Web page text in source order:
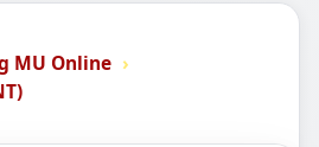
MU Online